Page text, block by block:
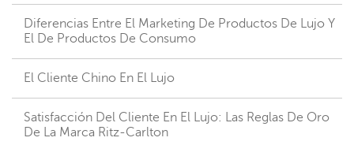
Diferencias Entre El Marketing De Productos De Lujo Y
El De Productos De Consumo
El Cliente Chino En El Lujo
Satisfacción Del Cliente En El Lujo: Las Reglas De Oro
De La Marca Ritz-Carlton